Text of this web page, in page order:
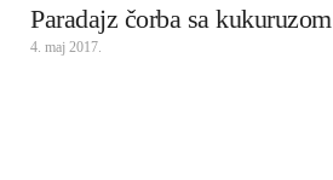
Paradajz čorba sa kukuruzom
4. maj 2017.